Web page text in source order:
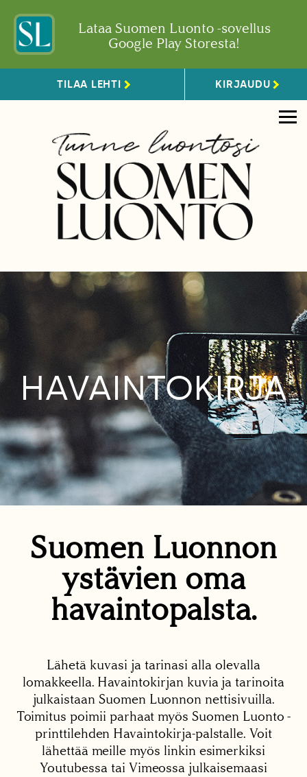
Lataa Suomen Luonto -sovellus
Google Play Storesta!
TILAA LEHTI KIRJAUDU
HAVAINTOKIRJA
Suomen Luonnon
ystävien oma
havaintopalsta.
Lähetä kuvasi ja tarinasi alla olevalla
lomakkeella. Havaintokirjan kuvia ja tarinoita
julkaistaan Suomen Luonnon nettisivuilla.
Toimitus poimii parhaat myös Suomen Luonto -
printtilehden Havaintokirja-palstalle. Voit
lähettää meille myös linkin esimerkiksi
Youtubessa tai Vimeossa julkaisemaasi